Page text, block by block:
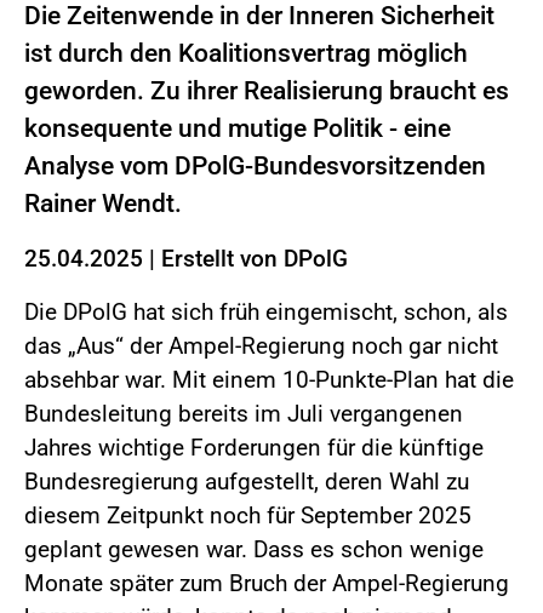
Die Zeitenwende in der Inneren Sicherheit
ist durch den Koalitionsvertrag möglich
geworden. Zu ihrer Realisierung braucht es
konsequente und mutige Politik - eine
Analyse vom DPolG-Bundesvorsitzenden
Rainer Wendt.
25.04.2025 | Erstellt von DPolG
Die DPolG hat sich früh eingemischt, schon, als
das „Aus“ der Ampel-Regierung noch gar nicht
absehbar war. Mit einem 10-Punkte-Plan hat die
Bundesleitung bereits im Juli vergangenen
Jahres wichtige Forderungen für die künftige
Bundesregierung aufgestellt, deren Wahl zu
diesem Zeitpunkt noch für September 2025
geplant gewesen war. Dass es schon wenige
Monate später zum Bruch der Ampel-Regierung